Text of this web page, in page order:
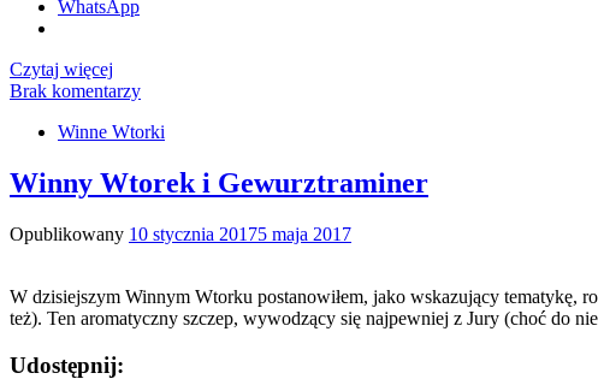
WhatsApp
Czytaj więcej
Brak komentarzy
Winne Wtorki
Winny Wtorek i Gewurztraminer
Opublikowany 10 stycznia 20175 maja 2017
W dzisiejszym Winnym Wtorku postanowiłem, jako wskazujący tematykę,
też). Ten aromatyczny szczep, wywodzący się najpewniej z Jury (choć do
Udostępnij: